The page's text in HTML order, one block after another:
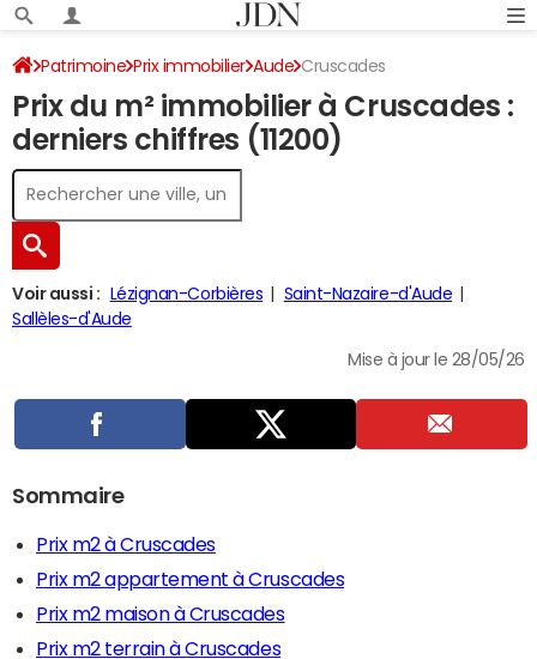
Patrimoine Prix immobilier Aude Cruscades
Prix du m² immobilier à Cruscades :
derniers chiffres (11200)
Voir aussi : Lézignan-Corbières
Saint-Nazaire-d'Aude
Sallèles-d'Aude
Mise à jour le 28/05/26
Sommaire
Prix m2 à Cruscades
Prix m2 appartement à Cruscades
Prix m2 maison à Cruscades
Prix m2 terrain à Cruscades